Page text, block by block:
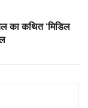
का कथित ‘मिडिल